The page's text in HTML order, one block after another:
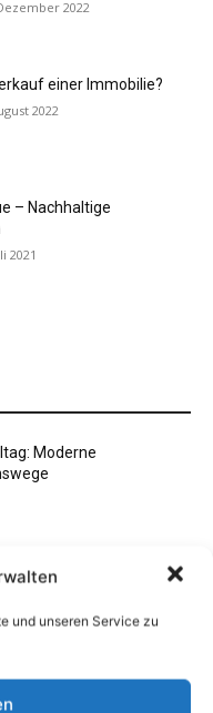
und unseren Service zu
2022
einer Immobilie?
2022
– Nachhaltige
2021
Moderne
mit Sonnenschutz
2025: Individuell &